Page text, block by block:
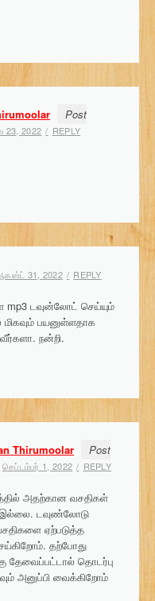
Post
23, 2022 REPLY
31, 2022 REPLY
டவுன்லோட் செய்யும்
மிகவும் பயனுள்ளதாக
நன்றி.
Thirumoolar
Post
செப்டம்பர் 1, 2022 REPLY
அதற்கான வசதிகள்
டவுண்லோடு
ஏற்படுத்த
தற்போது
தேவைப்பட்டால் தொடர்பு
அனுப்பி வைக்கிறோம்